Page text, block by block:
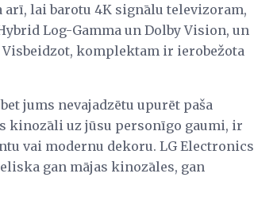
lai barotu 4K signālu televizoram,
Log-Gamma un Dolby Vision, un
komplektam ir ierobežota
jums nevajadzētu upurēt paša
kinozāli uz jūsu personīgo gaumi, ir
vai modernu dekoru. LG Electronics
gan mājas kinozāles, gan